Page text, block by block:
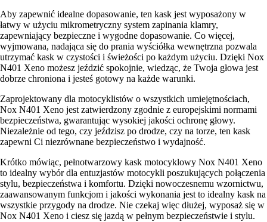
Aby zapewnić idealne dopasowanie, ten kask jest wyposażony w
łatwy w użyciu mikrometryczny system zapinania klamry,
zapewniający bezpieczne i wygodne dopasowanie. Co więcej,
wyjmowana, nadająca się do prania wyściółka wewnętrzna pozwala
utrzymać kask w czystości i świeżości po każdym użyciu. Dzięki Nox
N401 Xeno możesz jeździć spokojnie, wiedząc, że Twoja głowa jest
dobrze chroniona i jesteś gotowy na każde warunki.
Zaprojektowany dla motocyklistów o wszystkich umiejętnościach,
Nox N401 Xeno jest zatwierdzony zgodnie z europejskimi normami
bezpieczeństwa, gwarantując wysokiej jakości ochronę głowy.
Niezależnie od tego, czy jeździsz po drodze, czy na torze, ten kask
zapewni Ci niezrównane bezpieczeństwo i wydajność.
Krótko mówiąc, pełnotwarzowy kask motocyklowy Nox N401 Xeno
to idealny wybór dla entuzjastów motocykli poszukujących połączenia
stylu, bezpieczeństwa i komfortu. Dzięki nowoczesnemu wzornictwu,
zaawansowanym funkcjom i jakości wykonania jest to idealny kask na
wszystkie przygody na drodze. Nie czekaj więc dłużej, wyposaż się w
Nox N401 Xeno i ciesz się jazdą w pełnym bezpieczeństwie i stylu.